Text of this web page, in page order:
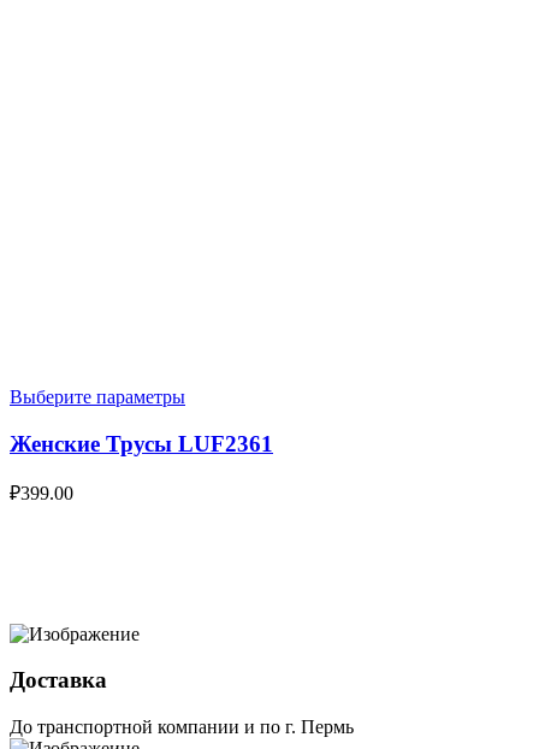
Выберите параметры
Женские Трусы LUF2361
₽399.00
Доставка
До транспортной компании и по г. Пермь